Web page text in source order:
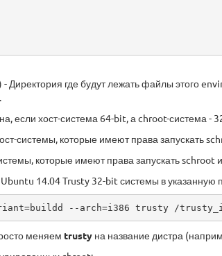
Директория где будут лежать файлы этого
.
если хост-система 64-bit, а chroot-система
системы, которые имеют права запускать
которые имеют права запускать schroot
14.04 Trusty 32-bit системы в указанную
--arch=i386 trusty /
меняем trusty на название дистра